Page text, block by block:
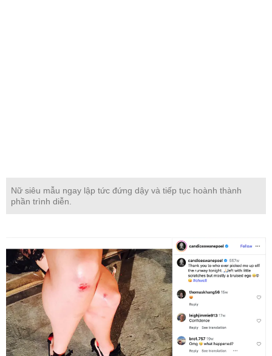
Sau show diễn, Candice Swanepoel còn tự đăng hình đôi chân